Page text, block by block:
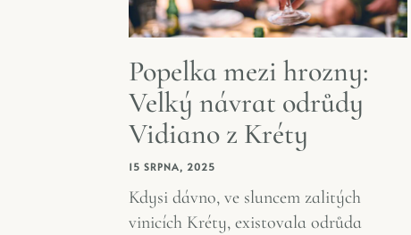
Popelka mezi hrozny:
Velký návrat odrůdy
Vidiano z Kréty
15 SRPNA, 2025
Kdysi dávno, ve sluncem zalitých
vinicích Kréty, existovala odrůda